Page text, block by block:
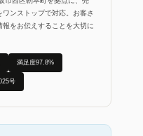
ンストップで対応。お客さ
をお伝えすることを大切に
満足度97.8%
号